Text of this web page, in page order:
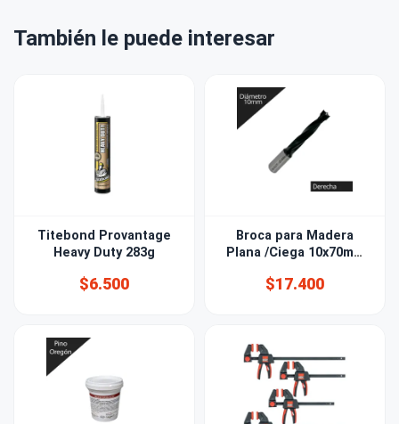
También le puede interesar
Titebond Provantage
Heavy Duty 283g
$6.500
Broca para Madera
Plana /Ciega 10x70mm
$17.400